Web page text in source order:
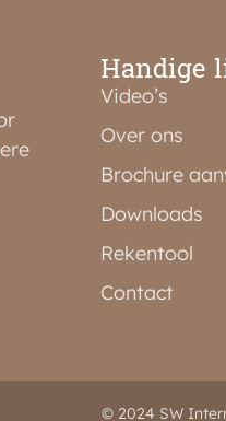
Handige
Video’s
Over ons
Brochure
Downloads
Rekentool
Contact
© 2024 SW